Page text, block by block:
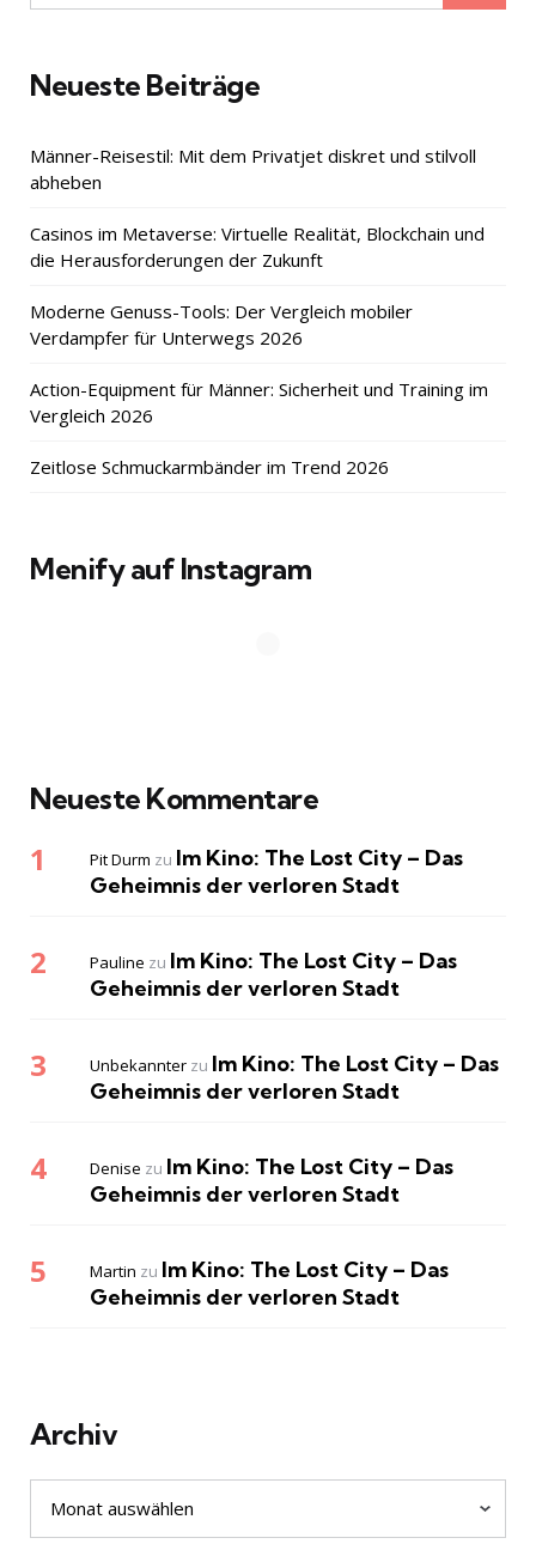
for:
Neueste Beiträge
Männer-Reisestil: Mit dem Privatjet diskret und stilvoll
abheben
Casinos im Metaverse: Virtuelle Realität, Blockchain und
die Herausforderungen der Zukunft
Moderne Genuss-Tools: Der Vergleich mobiler
Verdampfer für Unterwegs 2026
Action-Equipment für Männer: Sicherheit und Training im
Vergleich 2026
Zeitlose Schmuckarmbänder im Trend 2026
Menify auf Instagram
Neueste Kommentare
Pit Durm zu Im Kino: The Lost City – Das
Geheimnis der verloren Stadt
Pauline zu Im Kino: The Lost City – Das
Geheimnis der verloren Stadt
Unbekannter zu Im Kino: The Lost City – Das
Geheimnis der verloren Stadt
Denise zu Im Kino: The Lost City – Das
Geheimnis der verloren Stadt
Martin zu Im Kino: The Lost City – Das
Geheimnis der verloren Stadt
Archiv